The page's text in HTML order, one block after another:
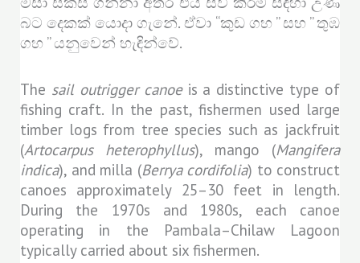
බට දෙකක් යොදා ගැනේ. ඒවා “කුඩ ගහ ” සහ ” තුඹ
ගහ ” යනුවෙන් හැඳින්වේ.
The sail outrigger canoeis a distinctive type of
fishing craft. In the past, fishermen used large
timber logs from tree species such as jackfruit
(Artocarpus heterophyllus), mango (Mangifera
indica), and milla (Berrya cordifolia) to construct
canoes approximately 25–30 feet in length.
During the 1970s and 1980s, each canoe
operating in the Pambala–Chilaw Lagoon
typically carried about six fishermen.